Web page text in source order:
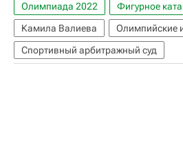
Олимпиада 2022
Фигурное
Камила Валиева
Олимпийские
Спортивный арбитражный суд